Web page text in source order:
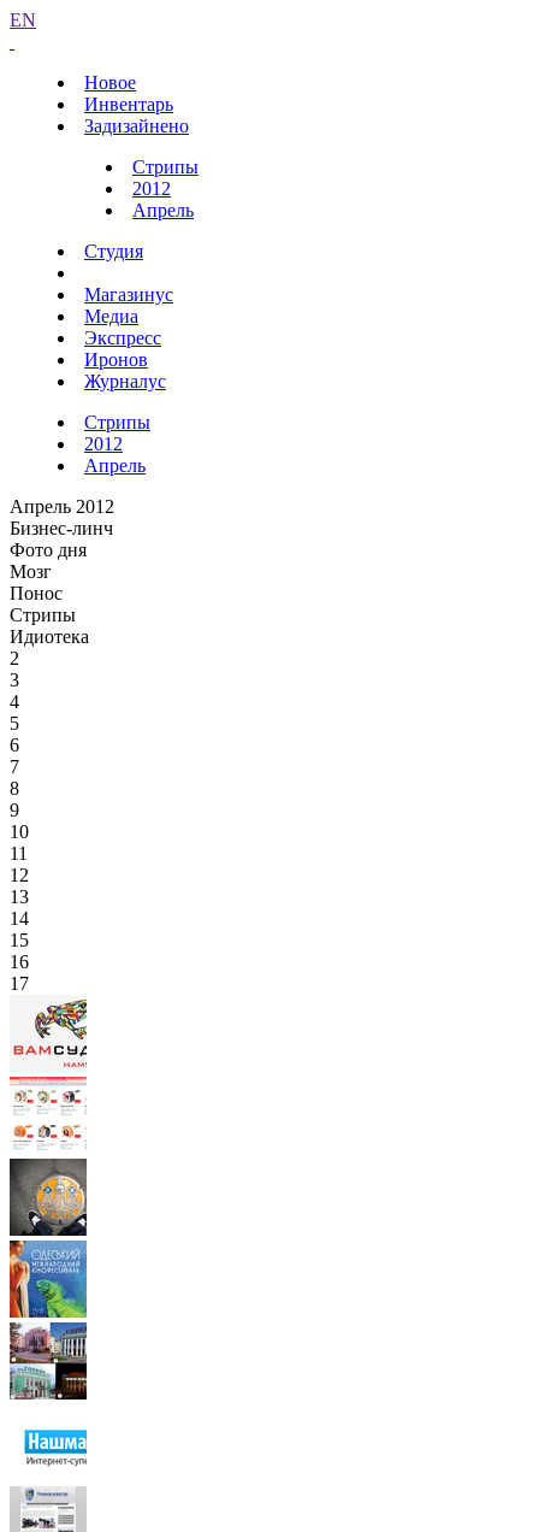
EN
Новое
Инвентарь
Задизайнено
Стрипы
2012
Апрель
Студия
Магазинус
Медиа
Экспресс
Иронов
Журналус
Стрипы
2012
Апрель
Апрель 2012
Бизнес-линч
Фото дня
Мозг
Понос
Стрипы
Идиотека
2
3
4
5
6
7
8
9
10
11
12
13
14
15
16
17